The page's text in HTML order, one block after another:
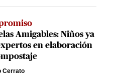
Amigables: Niños ya
en elaboración
Cerrato